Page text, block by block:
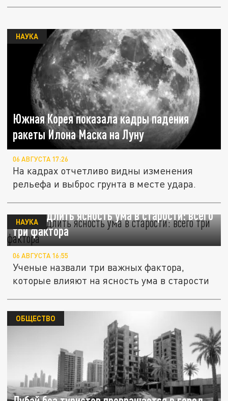
Южная Корея показала кадры падения
ракеты Илона Маска на Луну
НАУКА
06 АВГУСТА 17:26
На кадрах отчетливо видны изменения
рельефа и выброс грунта в месте удара.
Как продлить ясность ума в старости: всего
три фактора
НАУКА
06 АВГУСТА 16:55
Ученые назвали три важных фактора,
которые влияют на ясность ума в старости
ОБЩЕСТВО